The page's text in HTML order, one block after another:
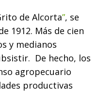
de Alcorta”, se
1912. Más de cien
y medianos
De hecho, los
agropecuario
productivas